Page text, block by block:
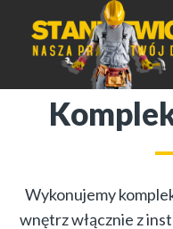
Wykonujemy
wnętrz włącznie z